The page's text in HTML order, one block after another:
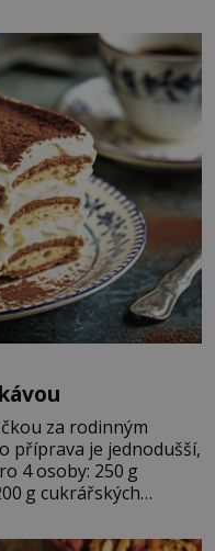
dlouho po jeho smrti
za rodinným
příprava je jednodušší,
250 g
od bílků. Žloutky